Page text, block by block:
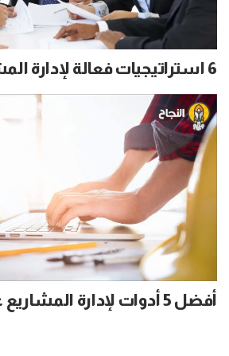
6 استراتيجيات فعالة لإدارة المشاريع
أفضل 5 أدوات لإدارة المشاريع عن طريق الويب